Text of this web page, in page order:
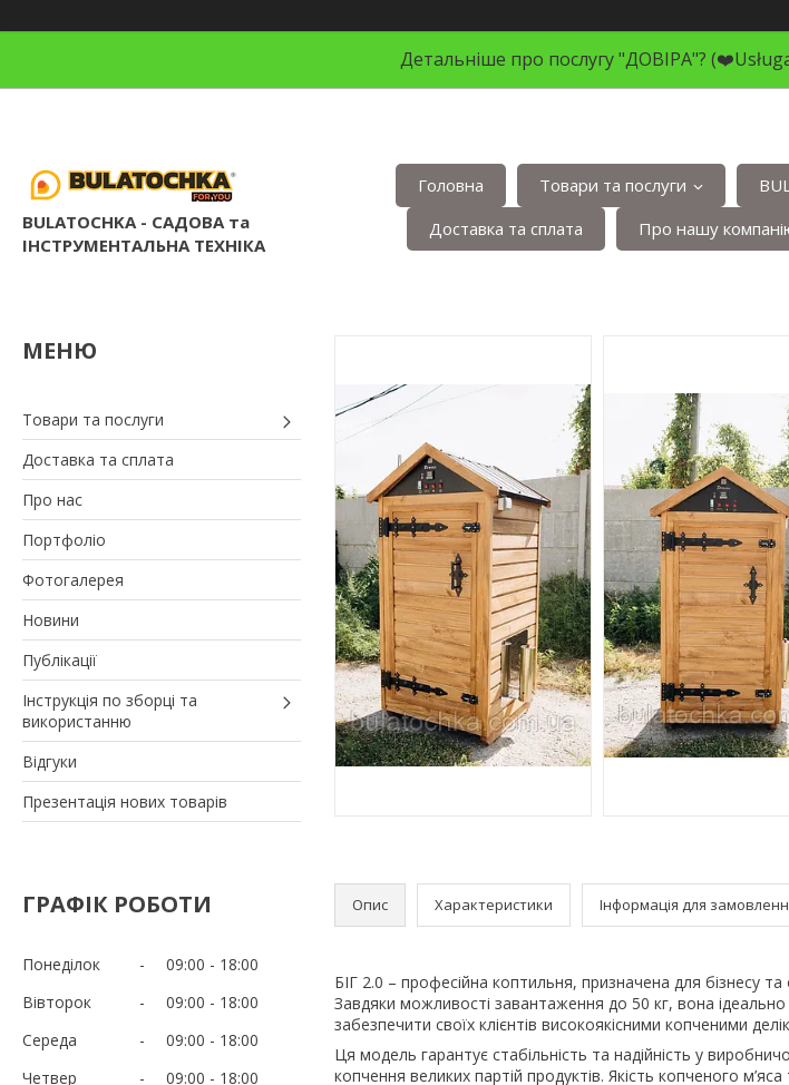
Детальніше про послугу "ДОВІРА"?
BULATOCHKA - САДОВА та
ІНСТРУМЕНТАЛЬНА ТЕХНІКА
Головна Товари та послуги
Доставка та сплата
Про нашу
Товари та послуги
Доставка та сплата
Про нас
Портфоліо
Фотогалерея
Новини
Публікації
Інструкція по зборці та
використанню
Відгуки
Презентація нових товарів
ГРАФІК РОБОТИ
Понеділок 09:00
18:00
Вівторок
09:00
18:00
Середа
09:00
18:00
Четвер
09:00
18:00
Опис Характеристики Інформація для
БІГ 2.0 – професійна коптильня, призначена для бізнесу
Завдяки можливості завантаження до 50 кг, вона ідеально
забезпечити своїх клієнтів високоякісними копченими
Ця модель гарантує стабільність та надійність у
копчення великих партій продуктів. Якість копченого